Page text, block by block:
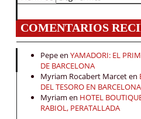
COMENTARIOS
Pepeen YAMADORI: EL
DE BARCELONA
Myriam Rocabert Marceten
DEL TESORO EN
Myriam en HOTEL
RABIOL, PERATALLADA